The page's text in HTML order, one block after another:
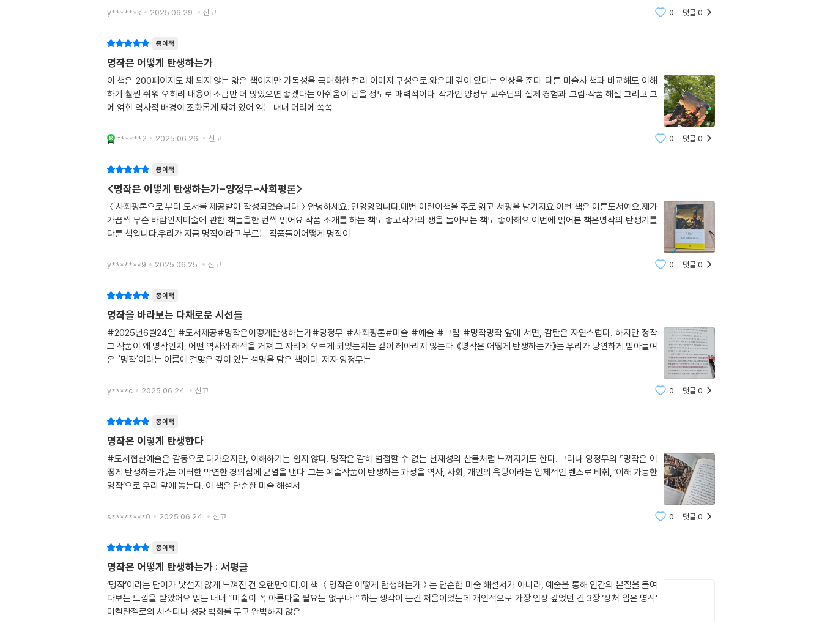
y******k 2025.06.29. 신고 0 댓글0
종이책
명작은 어떻게 탄생하는가
이 책은 200페이지도 채 되지 않는 얇은 책이지만 가독성을 극대화한 컬러 이미지 구성으로 얇은데 깊이 있다는 인상을 준다. 다른 미술사 책과 비교해도 이해
하기 훨씬 쉬워 오히려 내용이 조금만 더 많았으면 좋겠다는 아쉬움이 남을 정도로 매력적이다. 작가인 양정무 교수님의 실제 경험과 그림·작품 해설 그리고 그
에 얽힌 역사적 배경이 조화롭게 짜여 있어 읽는 내내 머리에 쏙쏙
t*****2 2025.06.26. 신고 0 댓글0
종이책
<명작은 어떻게 탄생하는가-양정무-사회평론>
＜사회평론으로 부터 도서를 제공받아 작성되었습니다＞안녕하세요. 민영양입니다.매번 어린이책을 주로 읽고 서평을 남기지요.이번 책은 어른도서예요.제가
가끔씩 무슨 바람인지미술에 관한 책들을한 번씩 읽어요.작품 소개를 하는 책도 좋고작가의 생을 돌아보는 책도 좋아해요.이번에 읽어본 책은명작의 탄생기를
다룬 책입니다.우리가 지금 명작이라고 부르는 작품들이어떻게 명작이
y*******9 2025.06.25. 신고 0 댓글0
종이책
명작을 바라보는 다채로운 시선들
#2025년6월24일 #도서제공#명작은어떻게탄생하는가#양정무 #사회평론#미술 #예술 #그림 #명작명작 앞에 서면, 감탄은 자연스럽다. 하지만 정작
그 작품이 왜 명작인지, 어떤 역사와 해석을 거쳐 그 자리에 오르게 되었는지는 깊이 헤아리지 않는다. 《명작은 어떻게 탄생하는가》는 우리가 당연하게 받아들여
온 '명작'이라는 이름에 걸맞은 깊이 있는 설명을 담은 책이다. 저자 양정무는
y****c 2025.06.24. 신고 0 댓글0
종이책
명작은 이렇게 탄생한다
#도서협찬예술은 감동으로 다가오지만, 이해하기는 쉽지 않다. 명작은 감히 범접할 수 없는 천재성의 산물처럼 느껴지기도 한다. 그러나 양정무의 『명작은 어
떻게 탄생하는가』는 이러한 막연한 경외심에 균열을 낸다. 그는 예술작품이 탄생하는 과정을 역사, 사회, 개인의 욕망이라는 입체적인 렌즈로 비춰, ‘이해 가능한
명작’으로 우리 앞에 놓는다. 이 책은 단순한 미술 해설서
s********0 2025.06.24. 신고 0 댓글0
종이책
명작은 어떻게 탄생하는가 : 서평글
‘명작’이라는 단어가 낯설지 않게 느껴진 건 오랜만이다.이 책 ＜명작은 어떻게 탄생하는가＞는 단순한 미술 해설서가 아니라, 예술을 통해 인간의 본질을 들여
다보는 느낌을 받았어요.읽는 내내 “미술이 꼭 아름다울 필요는 없구나!” 하는 생각이 든건 처음이었는데 개인적으로 가장 인상 깊었던 건 3장 ‘상처 입은 명작’
미켈란젤로의 시스티나 성당 벽화를 두고 완벽하지 않은